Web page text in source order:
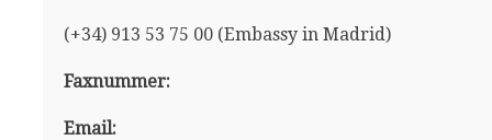
(+34) 913 53 75 00 (Embassy in Madrid)
Faxnummer:
Email: